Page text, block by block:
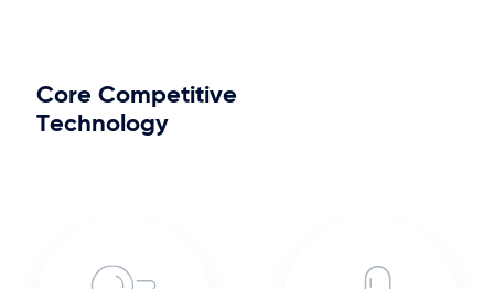
Core Competitive
Technology